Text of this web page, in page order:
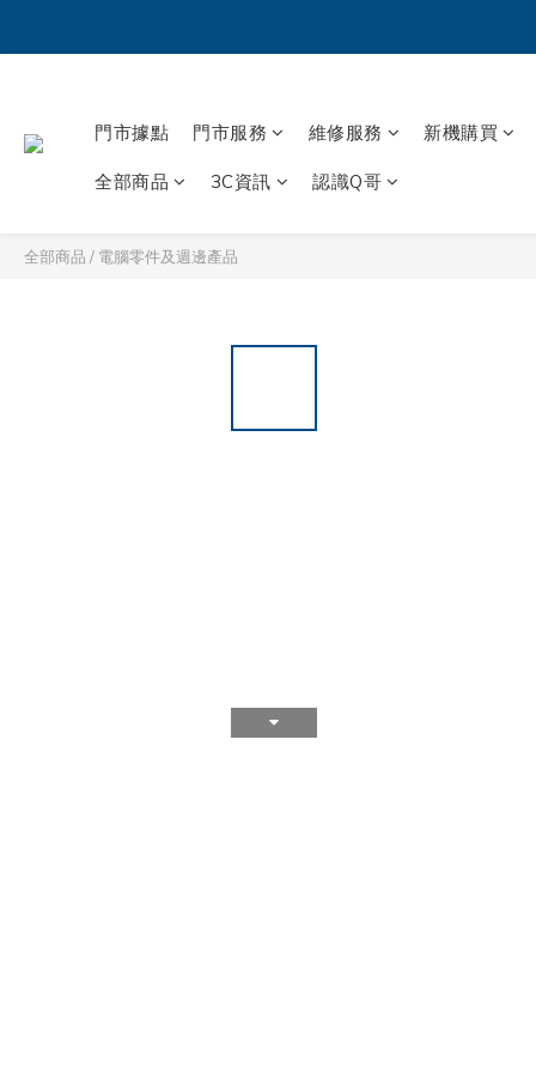
門市據點 門市服務 維修服務 新機購買
全部商品 3C資訊 認識Q哥
全部商品 / 電腦零件及週邊產品